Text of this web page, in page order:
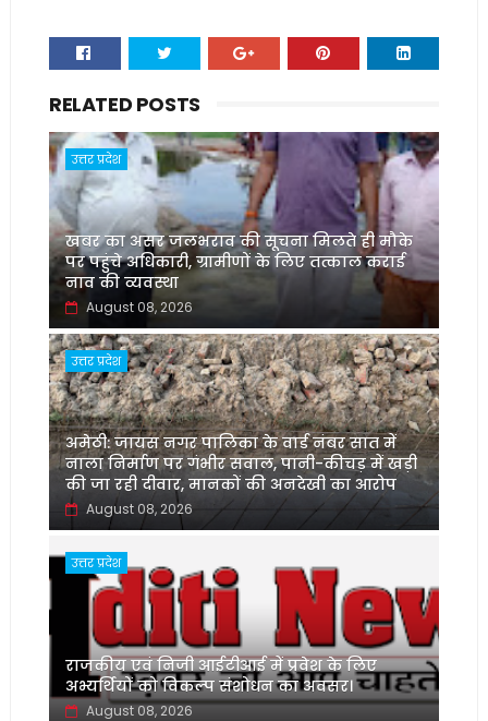
RELATED POSTS
उत्तर प्रदेश
खबर का असर जलभराव की सूचना मिलते ही मौके
पर पहुंचे अधिकारी, ग्रामीणों के लिए तत्काल कराई
नाव की व्यवस्था
August 08, 2026
उत्तर प्रदेश
अमेठी: जायस नगर पालिका के वार्ड नंबर सात में
नाला निर्माण पर गंभीर सवाल, पानी-कीचड़ में खड़ी
की जा रही दीवार, मानकों की अनदेखी का आरोप
August 08, 2026
उत्तर प्रदेश
‌राजकीय एवं निजी आईटीआई में प्रवेश के लिए
अभ्यर्थियों को विकल्प संशोधन का अवसर।
August 08, 2026